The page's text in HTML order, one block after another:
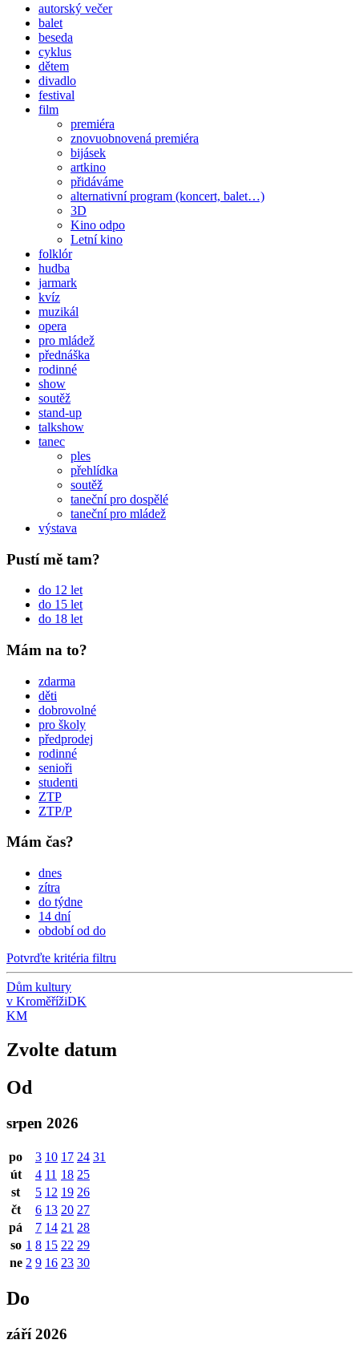
autorský večer
balet
beseda
cyklus
dětem
divadlo
festival
film
premiéra
znovuobnovená premiéra
bijásek
artkino
přidáváme
alternativní program (koncert, balet…)
3D
Kino odpo
Letní kino
folklór
hudba
jarmark
kvíz
muzikál
opera
pro mládež
přednáška
rodinné
show
soutěž
stand-up
talkshow
tanec
ples
přehlídka
soutěž
taneční pro dospělé
taneční pro mládež
výstava
Pustí mě tam?
do 12 let
do 15 let
do 18 let
Mám na to?
zdarma
děti
dobrovolné
pro školy
předprodej
rodinné
senioři
studenti
ZTP
ZTP/P
Mám čas?
dnes
zítra
do týdne
14 dní
období od do
Potvrďte kritéria filtru
Dům kultury
v KroměřížiDK
KM
Zvolte datum
Od
srpen 2026
po 3 10 17 24 31
út
4 11 18 25
st
5 12 19 26
čt
6 13 20 27
pá
7 14 21 28
so 1 8 15 22 29
ne 2 9 16 23 30
Do
září 2026